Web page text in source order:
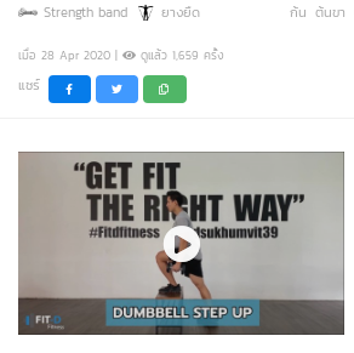
Strength band ยางยืด ก้น ต้นขา
เมื่อ 28 Apr 2020 | ดูแล้ว 1,659 ครั้ง
แชร์